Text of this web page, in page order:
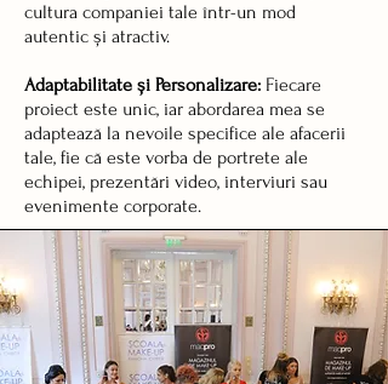
cultura companiei tale într-un mod
autentic și atractiv.
Adaptabilitate și Personalizare: Fiecare
proiect este unic, iar abordarea mea se
adaptează la nevoile specifice ale afacerii
tale, fie că este vorba de portrete ale
echipei, prezentări video, interviuri sau
evenimente corporate.